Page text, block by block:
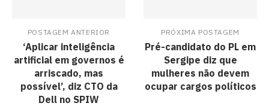
POSTAGEM ANTERIOR
‘Aplicar inteligência
artificial em governos é
arriscado, mas
possível’, diz CTO da
Dell no SPIW
PRÓXIMA POSTAGEM
Pré-candidato do PL em
Sergipe diz que
mulheres não devem
ocupar cargos políticos